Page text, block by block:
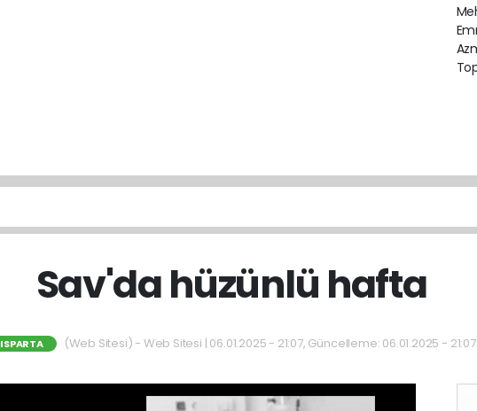
Sav'da hüzünlü hafta
ISPARTA (Web Sitesi) - Web Sitesi | 06.01.2025 - 21:07, Güncelleme: 06.01.2025 - 21:07